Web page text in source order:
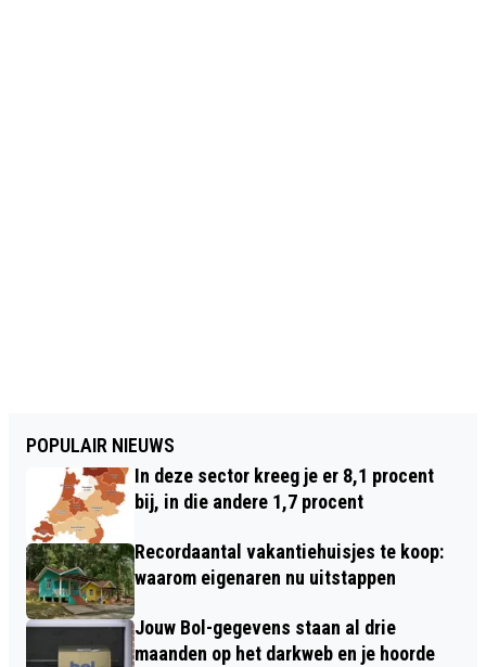
POPULAIR NIEUWS
In deze sector kreeg je er 8,1 procent
bij, in die andere 1,7 procent
Recordaantal vakantiehuisjes te koop:
waarom eigenaren nu uitstappen
Jouw Bol-gegevens staan al drie
maanden op het darkweb en je hoorde